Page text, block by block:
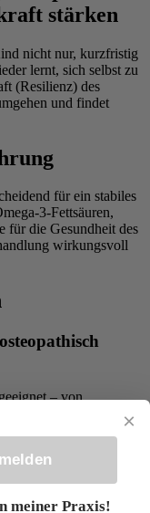
stärken
nicht nur, kurzfristig
lernt, sich selbst zu
(Resilienz) des
und findet
für ein stabiles
3-Fettsäuren,
für die Gesundheit des
wirkungsvoll
– von
×
meiner Praxis!